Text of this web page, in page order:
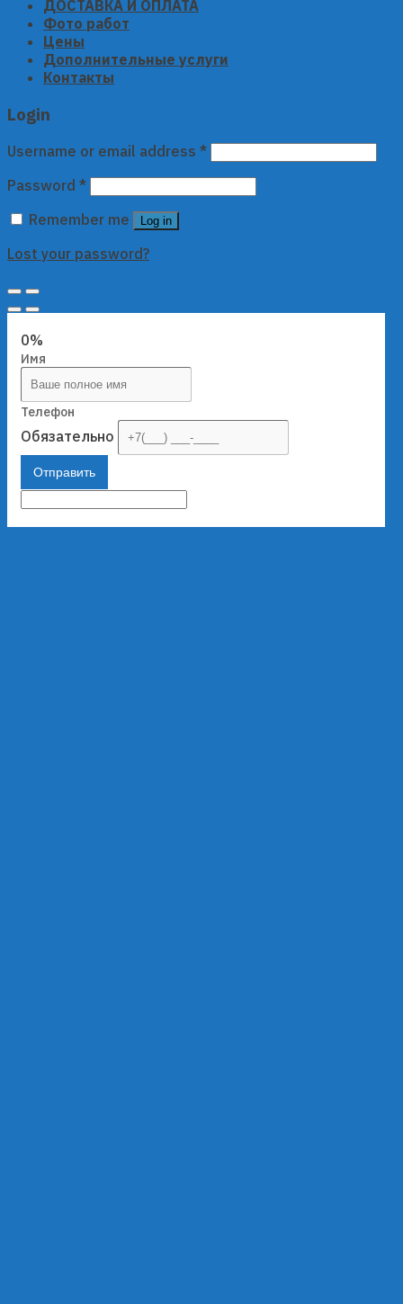
ДОСТАВКА И ОПЛАТА
Фото работ
Цены
Дополнительные услуги
Контакты
Login
Username or email address *
Password *
Remember me
Log in
Lost your password?
0%
Имя
Телефон
Обязательно
Отправить